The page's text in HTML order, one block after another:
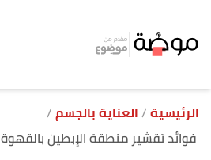
الرئيسية العناية بالجسم
فوائد تقشير منطقة الإبطين بالقهوة